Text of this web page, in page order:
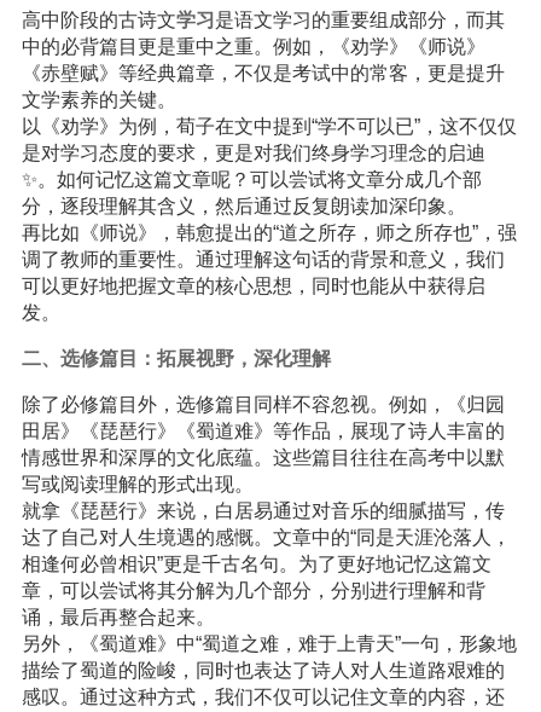
高中阶段的古诗文学习 是语文学习的重要组成部分，而其
中的必背篇目更是重中之重。例如，《劝学》《师说》
《赤壁赋》等经典篇章，不仅是考试中的常客，更是提升
文学素养的关键。
以《劝学》为例，荀子在文中提到“学不可以已”，这不仅仅
是对学习态度的要求，更是对我们终身学习理念的启迪
✨。如何记忆这篇文章呢？可以尝试将文章分成几个部
分，逐段理解其含义，然后通过反复朗读加深印象。
再比如《师说》，韩愈提出的“道之所存，师之所存也”，强
调了教师的重要性。通过理解这句话的背景和意义，我们
可以更好地把握文章的核心思想，同时也能从中获得启
发。
二、选修篇目：拓展视野，深化理解
除了必修篇目外，选修篇目同样不容忽视。例如，《归园
田居》《琵琶行》《蜀道难》等作品，展现了诗人丰富的
情感世界和深厚的文化底蕴。这些篇目往往在高考中以默
写或阅读理解的形式出现。
就拿《琵琶行》来说，白居易通过对音乐的细腻描写，传
达了自己对人生境遇的感慨。文章中的“同是天涯沦落人，
相逢何必曾相识”更是千古名句。为了更好地记忆这篇文
章，可以尝试将其分解为几个部分，分别进行理解和背
诵，最后再整合起来。
另外，《蜀道难》中“蜀道之难，难于上青天”一句，形象地
描绘了蜀道的险峻，同时也表达了诗人对人生道路艰难的
感叹。通过这种方式，我们不仅可以记住文章的内容，还